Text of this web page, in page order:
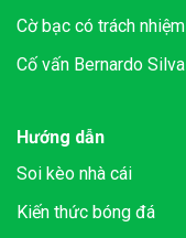
Cờ bạc có trách nhiệm
Cố vấn Bernardo Silva
Hướng dẫn
Soi kèo nhà cái
Kiến thức bóng đá